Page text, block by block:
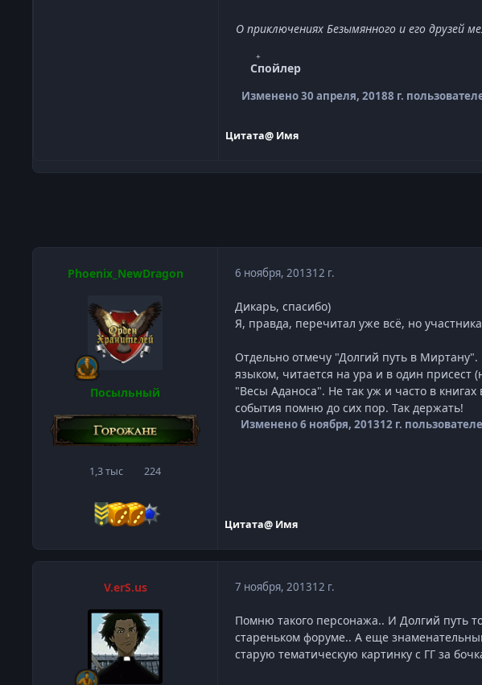
О приключениях Безымянного и его друзей
Спойлер
Изменено30 апреля, 20188 г.
Цитата@ Имя
Phoenix_NewDragon
Посыльный
1,3 тыссообщения
224Репутация
6 ноября, 201312 г.
Дикарь, спасибо)
Я, правда, перечитал уже всё, но
Отдельно отмечу "Долгий путь в
языком, читается на ура и в один
"Весы Аданоса". Не так уж и часто в
события помню до сих пор. Так держать!
Изменено6 ноября, 201312 г.
Цитата@ Имя
V.erS.us 7 ноября, 201312 г.
Помню такого персонажа.. И Долгий путь
стареньком форуме.. А еще
старую тематическую картинку с ГГ за